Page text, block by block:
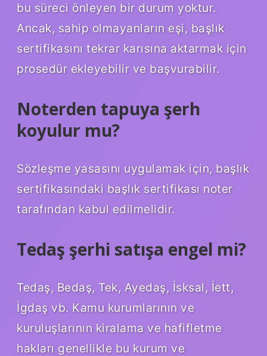
bu süreci önleyen bir durum yoktur.
Ancak, sahip olmayanların eşi, başlık
sertifikasını tekrar karısına aktarmak için
prosedür ekleyebilir ve başvurabilir.
Noterden tapuya şerh
koyulur mu?
Sözleşme yasasını uygulamak için, başlık
sertifikasındaki başlık sertifikası noter
tarafından kabul edilmelidir.
Tedaş şerhi satışa engel mi?
Tedaş, Bedaş, Tek, Ayedaş, İsksal, İett,
İgdaş vb. Kamu kurumlarının ve
kuruluşlarının kiralama ve hafifletme
hakları genellikle bu kurum ve